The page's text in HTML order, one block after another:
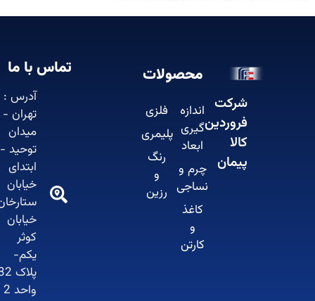
شرکت
فروردین
پیمان
محصولات
اندازه
گیری
چرم و
نساجی
فلزی
پلیمری
و
رزین
آدرس :
تهران -
میدان
توحید -
ابتدای
خیابان
ستارخان-
خیابان
پلاک 32-
واحد 2
تماس با ما